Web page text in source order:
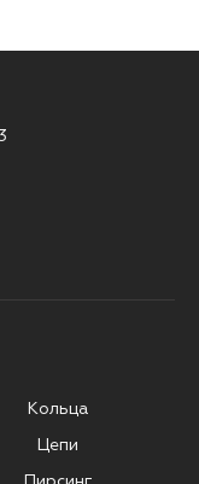
Кольца
Цепи